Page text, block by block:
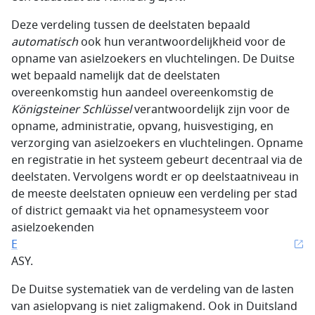
Deze verdeling tussen de deelstaten bepaald
automatischook hun verantwoordelijkheid voor de
opname van asielzoekers en vluchtelingen. De Duitse
wet bepaald namelijk dat de deelstaten
overeenkomstig hun aandeel overeenkomstig de
Königsteiner Schlüsselverantwoordelijk zijn voor de
opname, administratie, opvang, huisvestiging, en
verzorging van asielzoekers en vluchtelingen. Opname
en registratie in het systeem gebeurt decentraal via de
deelstaten. Vervolgens wordt er op deelstaatniveau in
de meeste deelstaten opnieuw een verdeling per stad
of district gemaakt via het opnamesysteem voor
asielzoekenden
E
ASY.
De Duitse systematiek van de verdeling van de lasten
van asielopvang is niet zaligmakend. Ook in Duitsland